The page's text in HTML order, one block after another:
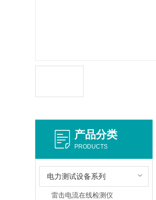
产品分类
PRODUCTS
电力测试设备系列
雷击电流在线检测仪